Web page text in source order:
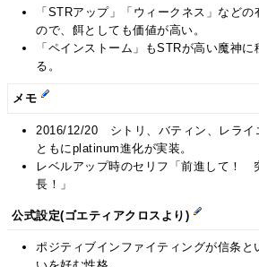
「STRアップ」「ウィークネス」など
ので、餌としても価値が高い。
「ペインストーム」もSTRが高い魔神
る。
メモ
2016/12/20 シトリ、バティン、レライ
ともにplatinum進化が実装。
レベルアップ時のセリフ「前進して
長！」
公式設定(ゴエティアクロスより)
ポジティブインファイティングが信条